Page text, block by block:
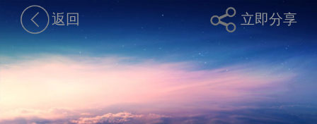
返回 立即分享